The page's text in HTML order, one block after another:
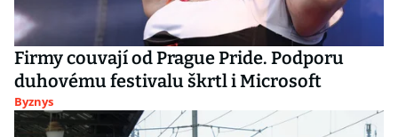
Firmy couvají od Prague Pride. Podporu
duhovému festivalu škrtl i Microsoft
Byznys